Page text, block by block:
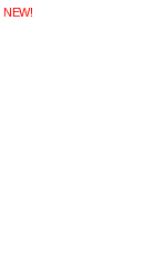
NEW!